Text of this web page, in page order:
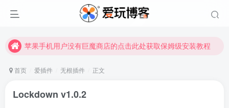
苹果手机用户没有巨魔商店的点击此处获取保姆级安装教程
苹果手机用户没有巨魔商店的点击此处获取保姆级安装教程
首页 爱插件 无根插件 正文
Lockdown v1.0.2